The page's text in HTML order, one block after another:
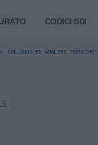
CODICI SDI
COLLAUDI ED ANALISI TECNICHE"